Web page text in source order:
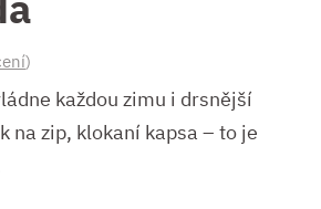
)
každou zimu i drsnější
na zip, klokaní kapsa – to je